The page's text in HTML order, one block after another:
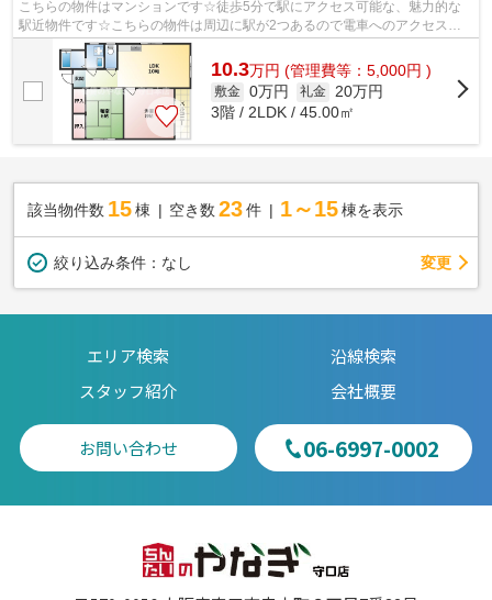
こちらの物件はマンションです☆徒歩5分で駅にアクセス可能な、魅力的な
駅近物件です☆こちらの物件は周辺に駅が2つあるので電車へのアクセスが
便利な物件です☆賃貸のやなぎ 守口本店で...
10.3万円 (管理費等：5,000円 )
敷金 0万円 礼金 20万円
3階 / 2LDK / 45.00㎡
該当物件数 15棟 空き数 23 件 1～15 棟を表示
絞り込み条件： なし 変更
エリア検索
沿線検索
スタッフ紹介
会社概要
お問い合わせ 06-6997-0002